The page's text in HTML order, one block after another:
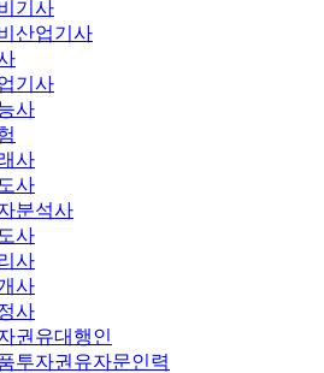
기사
산업기사
기사
사
사
사
분석사
사
사
사
사
권유대행인
투자권유자문인력